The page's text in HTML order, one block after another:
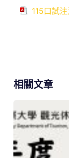
115口試
相關文章